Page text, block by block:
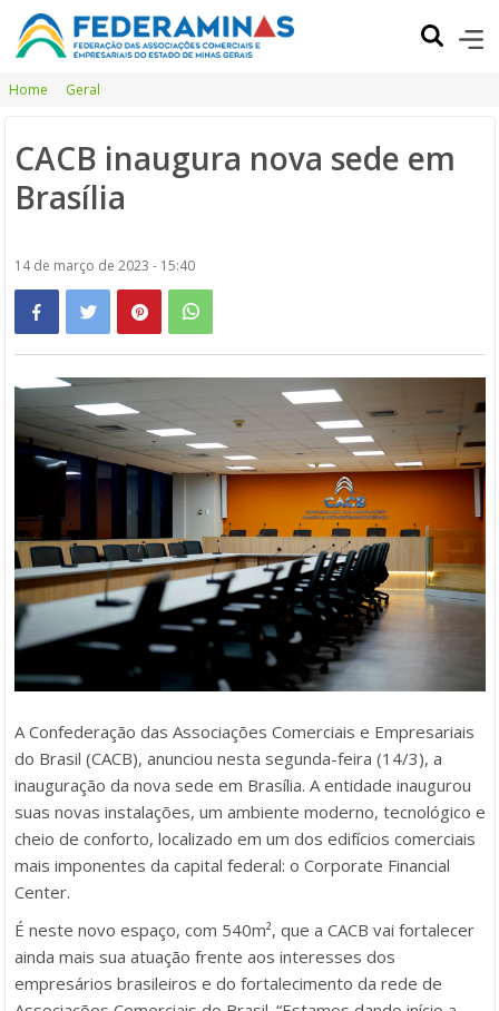
Home Geral
CACB inaugura nova sede em
Brasília
14 de março de 2023 - 15:40
A Confederação das Associações Comerciais e Empresariais
do Brasil (CACB), anunciou nesta segunda-feira (14/3), a
inauguração da nova sede em Brasília. A entidade inaugurou
suas novas instalações, um ambiente moderno, tecnológico e
cheio de conforto, localizado em um dos edifícios comerciais
mais imponentes da capital federal: o Corporate Financial
Center.
É neste novo espaço, com 540m², que a CACB vai fortalecer
ainda mais sua atuação frente aos interesses dos
empresários brasileiros e do fortalecimento da rede de